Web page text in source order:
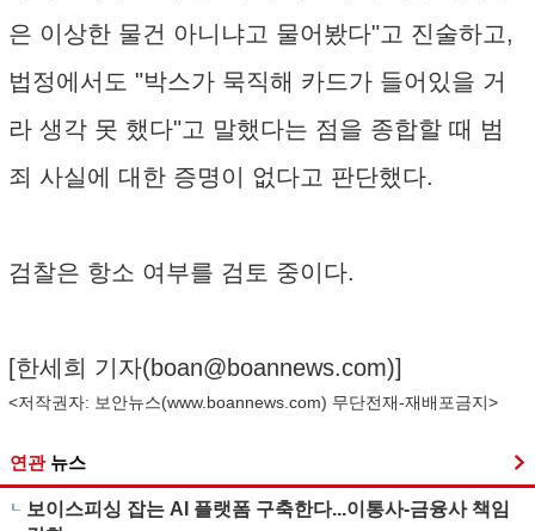
은 이상한 물건 아니냐고 물어봤다"고 진술하고,
법정에서도 "박스가 묵직해 카드가 들어있을 거
라 생각 못 했다"고 말했다는 점을 종합할 때 범
죄 사실에 대한 증명이 없다고 판단했다.
검찰은 항소 여부를 검토 중이다.
[한세희 기자(boan@boannews.com)]
<저작권자: 보안뉴스(www.boannews.com) 무단전재-재배포금지>
연관 뉴스
보이스피싱 잡는 AI 플랫폼 구축한다...이통사-금융사 책임